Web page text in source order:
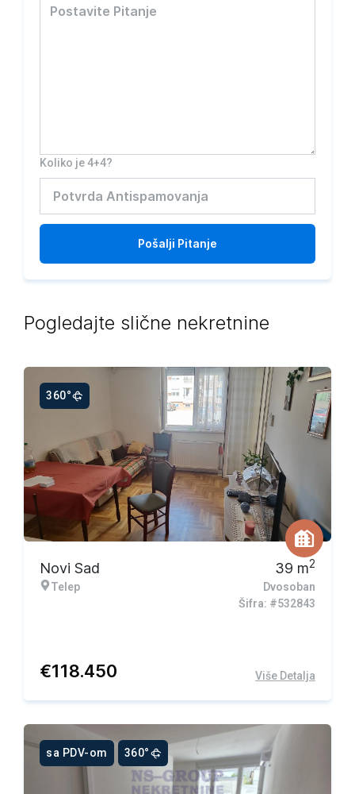
Koliko je 4+4?
Pošalji Pitanje
Pogledajte slične nekretnine
360°
Novi Sad
Telep
39 m2
Dvosoban
Šifra: #532843
€118.450 Više Detalja
sa PDV-om 360°